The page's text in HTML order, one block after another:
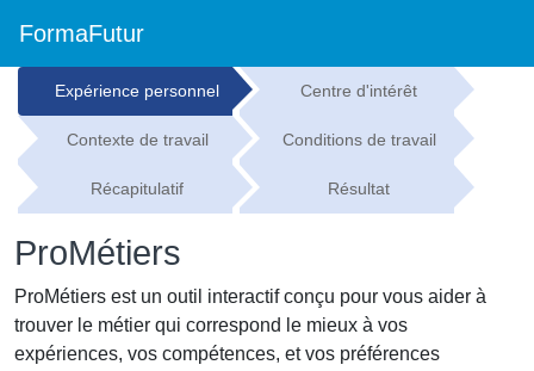
FormaFutur
Expérience personnel Centre d'intérêt
Contexte de travail Conditions de travail
Récapitulatif Résultat
ProMétiers
ProMétiers est un outil interactif conçu pour vous aider à
trouver le métier qui correspond le mieux à vos
expériences, vos compétences, et vos préférences